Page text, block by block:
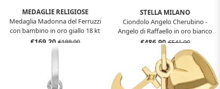
MEDAGLIE RELIGIOSE
Medaglia Madonna del Ferruzzi
con bambino in oro giallo 18 kt
€169,20€188,00
STELLA MILANO
Ciondolo Angelo Cherubino -
Angelo di Raffaello in oro bianco
18 kt
€486,90€541,00